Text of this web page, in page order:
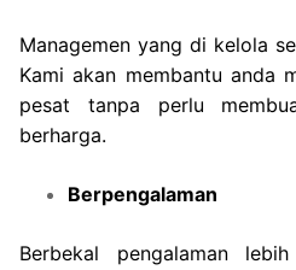
Managemen yang di kelola
Kami akan membantu anda
pesat tanpa perlu
berharga.
Berpengalaman
Berbekal pengalaman